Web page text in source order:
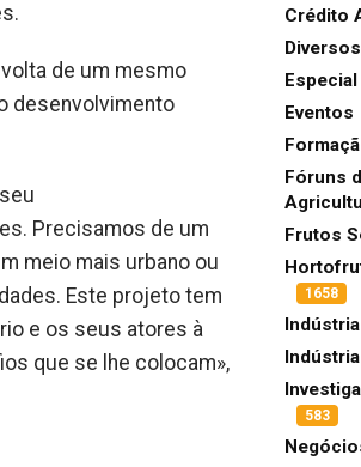
de um mesmo
desenvolvimento
Precisamos de um
meio mais urbano ou
Este projeto tem
e os seus atores à
que se lhe colocam»,
Crédito
Diversos
Eventos
Fóruns
Frutos
1658
Indústria
583